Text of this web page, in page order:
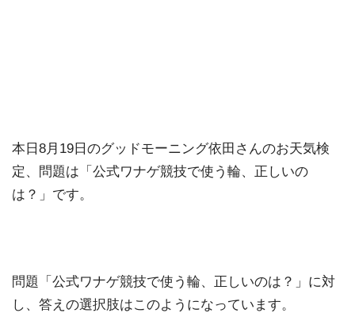
本日8月19日のグッドモーニング依田さんのお天気検
定、問題は「公式ワナゲ競技で使う輪、正しいの
は？」です。
問題「公式ワナゲ競技で使う輪、正しいのは？」に対
し、答えの選択肢はこのようになっています。